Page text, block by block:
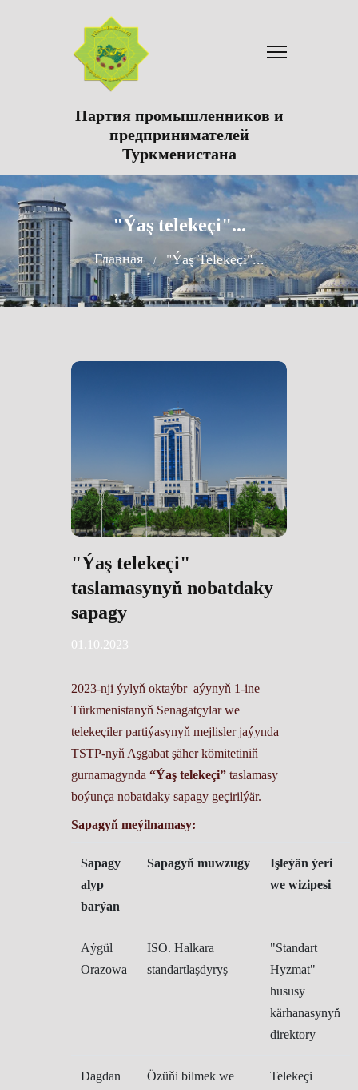
Партия промышленников и
предпринимателей
Туркменистана
"Ýaş telekeçi"...
Главная "Ýaş Telekeçi"...
"Ýaş telekeçi"
taslamasynyň nobatdaky
sapagy
01.10.2023
2023-nji ýylyň oktaýbr aýynyň 1-ine
Türkmenistanyň Senagatçylar we
telekeçiler partiýasynyň mejlisler jaýynda
TSTP-nyň Aşgabat şäher kömitetiniň
gurnamagynda “Ýaş telekeçi” taslamasy
boýunça nobatdaky sapagy geçirilýär.
Sapagyň meýilnamasy:
Sapagy
alyp
barýan
Sapagyň muwzugy
Işleýän ýeri
we wizipesi
Aýgül
Orazowa
ISO. Halkara
standartlaşdyryş
"Standart
Hyzmat"
hususy
kärhanasynyň
direktory
Dagdan
Özüňi bilmek we
Telekeçi